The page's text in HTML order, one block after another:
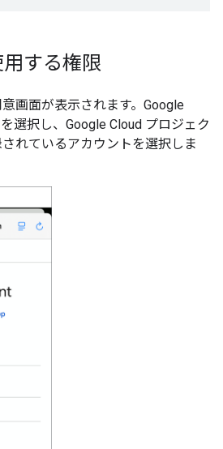
する権限
画面が表示されます。Google
選択し、Google Cloud プロジェク
れているアカウントを選択しま